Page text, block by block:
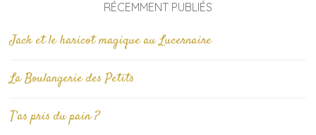
RÉCEMMENT PUBLIÉS
Jack et le haricot magique au Lucernaire
La Boulangerie des Petits
T’as pris du pain ?